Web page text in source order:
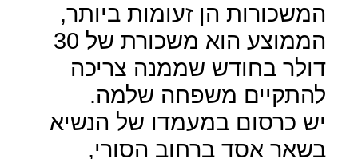
המשכורות הן זעומות ביותר,
הממוצע הוא משכורת של 30
דולר בחודש שממנה צריכה
להתקיים משפחה שלמה.
יש כרסום במעמדו של הנשיא
בשאר אסד ברחוב הסורי,